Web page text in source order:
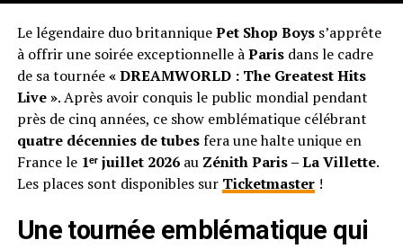
Le légendaire duo britanniquePet Shop Boyss’apprête
à offrir une soirée exceptionnelle àParisdans le cadre
de sa tournée« DREAMWORLD : The Greatest Hits
Live ». Après avoir conquis le public mondial pendant
près de cinq années, ce show emblématique célébrant
quatre décennies de tubesfera une halte unique en
France le 1ᵉʳ juillet 2026au Zénith Paris – La Villette.
Les places sont disponibles sur Ticketmaster!
Une tournée emblématique qui